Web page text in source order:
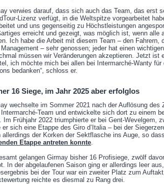
verwies darauf, dass sich auch das Team, das erst
Lizenz verfügt, in die Weltspitze vorgearbeitet
und uns gegenseitig zu Höchstleistungen
erreicht und gezeigt, was möglich ist, wenn alle
Ich habe die Arbeit mit diesem Team – den Fahrern,
– sehr genossen; jeder hat einen
müssen wir Veränderungen akzeptieren. Jetzt ist
ich möchte mich bei allen bei Intermarché-Wanty
bedanken“, schloss er.
16 Siege, im Jahr 2025 aber erfolglos
wechselte im Sommer 2021 nach der Auflösung des
Team und entwickelte sich dort zu einem
Im Frühjahr 2022 triumphierte er bei Gent-Wevelgem,
er sich eine Etappe des Giro d’Italia – bei der
allerdings der Korken der Sektflasche ins Auge, so
Etappe antreten konnte
gelangen Girmay bisher 16 Profisiege, zwölf
In der abgelaufenen Saison ging er allerdings leer
bei der Tour war ein zweiter Platz zum
reichte es diesmal zu Rang drei.